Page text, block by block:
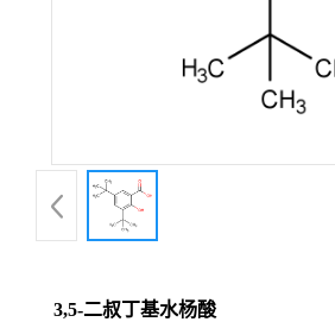
3,5-二叔丁基水杨酸